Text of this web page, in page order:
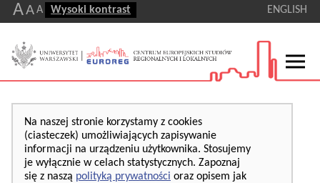
AA A Wysoki kontrast ENGLISH
Na naszej stronie korzystamy z cookies
(ciasteczek) umożliwiających zapisywanie
informacji na urządzeniu użytkownika. Stosujemy
je wyłącznie w celach statystycznych. Zapoznaj
się z naszą polityką prywatności oraz opisem jak